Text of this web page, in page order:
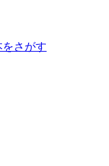
をさがす